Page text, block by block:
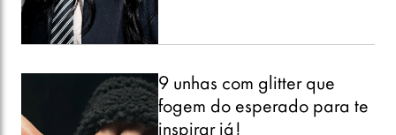
9 unhas com glitter que
fogem do esperado para te
inspirar já!